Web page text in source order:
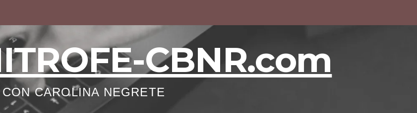
CBNR.com
CON CAROLINA NEGRETE